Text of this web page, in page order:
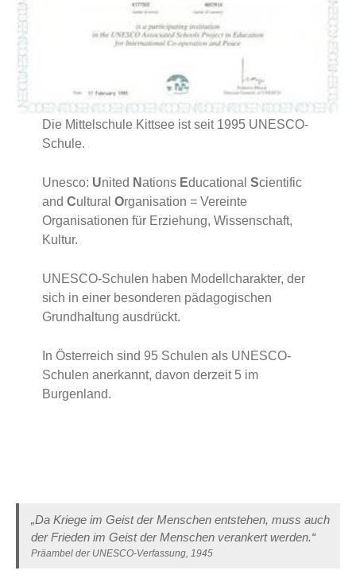
Die Mittelschule Kittsee ist seit 1995 UNESCO-
Schule.
Unesco: United Nations Educational Scientific
and Cultural Organisation = Vereinte
Organisationen für Erziehung, Wissenschaft,
Kultur.
UNESCO-Schulen haben Modellcharakter, der
sich in einer besonderen pädagogischen
Grundhaltung ausdrückt.
In Österreich sind 95 Schulen als UNESCO-
Schulen anerkannt, davon derzeit 5 im
Burgenland.
„Da Kriege im Geist der Menschen entstehen, muss auch
der Frieden im Geist der Menschen verankert werden.“
Präambel der UNESCO-Verfassung, 1945